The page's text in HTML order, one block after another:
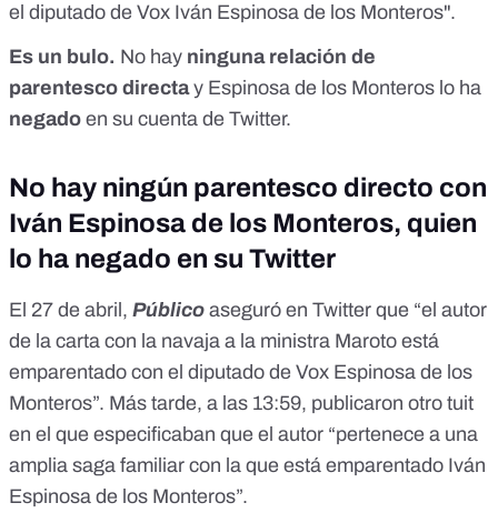
el diputado de Vox Iván Espinosa de los Monteros".
Es un bulo. No hay ninguna relación de
parentesco directay Espinosa de los Monteros lo ha
negado en su cuenta de Twitter.
No hay ningún parentesco directo con
Iván Espinosa de los Monteros, quien
lo ha negado en su Twitter
El 27 de abril, Público aseguró en Twitter que “el autor
de la carta con la navaja a la ministra Maroto está
emparentado con el diputado de Vox Espinosa de los
Monteros”. Más tarde, a las 13:59, publicaron otro tuit
en el que especificaban que el autor “pertenece a una
amplia saga familiar con la que está emparentado Iván
Espinosa de los Monteros”.